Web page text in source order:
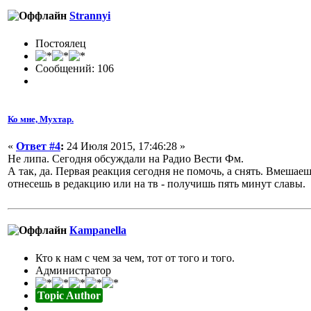
Strannyi
Постоялец
Сообщений: 106
Ко мне, Мухтар.
« Ответ #4: 24 Июля 2015, 17:46:28 »
Не липа. Сегодня обсуждали на Радио Вести Фм.
А так, да. Первая реакция сегодня не помочь, а снять.
отнесешь в редакцию или на тв - получишь пять минут славы.
Кampanella
Кто к нам с чем за чем, тот от того и того.
Администратор
Topic Author